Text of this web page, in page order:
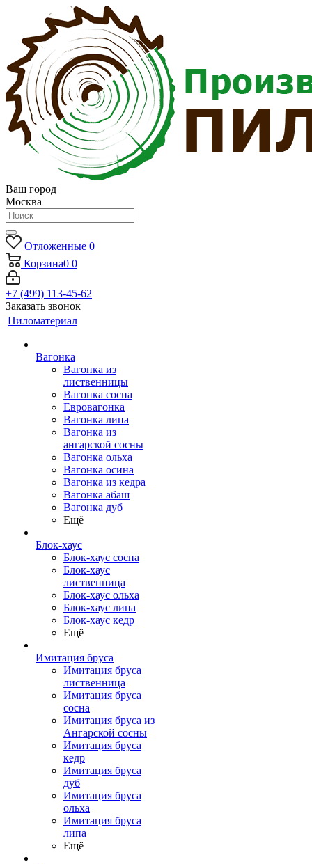
Ваш город
Москва
Отложенные 0
Корзина0 0
+7 (499) 113-45-62
Заказать звонок
Пиломатериал
Вагонка
Вагонка из
лиственницы
Вагонка сосна
Евровагонка
Вагонка липа
Вагонка из
ангарской сосны
Вагонка ольха
Вагонка осина
Вагонка из кедра
Вагонка абаш
Вагонка дуб
Ещё
Блок-хаус
Блок-хаус сосна
Блок-хаус
лиственница
Блок-хаус ольха
Блок-хаус липа
Блок-хаус кедр
Ещё
Имитация бруса
Имитация бруса
лиственница
Имитация бруса
сосна
Имитация бруса из
Ангарской сосны
Имитация бруса
кедр
Имитация бруса
дуб
Имитация бруса
ольха
Имитация бруса
липа
Ещё